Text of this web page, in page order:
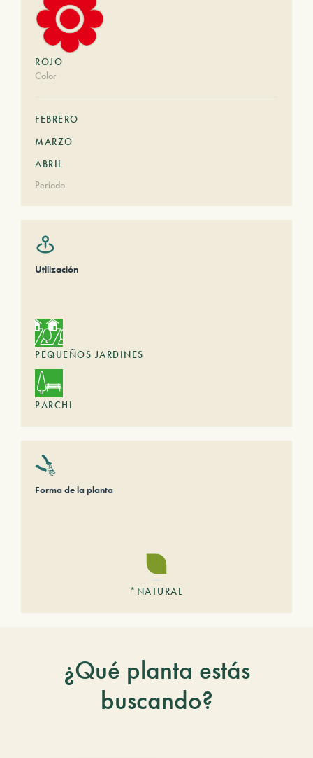
ROJO
Color
FEBRERO
MARZO
ABRIL
Período
Utilización
PEQUEÑOS JARDINES
PARCHI
Forma de la planta
*NATURAL
¿Qué planta estás
buscando?